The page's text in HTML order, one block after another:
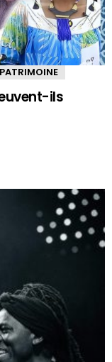
PATRIMOINE
ils